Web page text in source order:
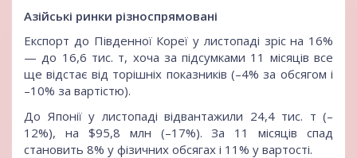
Азійські ринки різноспрямовані
Експорт до Південної Кореї у листопаді зріс на 16%
— до 16,6 тис. т, хоча за підсумками 11 місяців все
ще відстає від торішніх показників (–4% за обсягом і
–10% за вартістю).
До Японії у листопаді відвантажили 24,4 тис. т (–
12%), на $95,8 млн (–17%). За 11 місяців спад
становить 8% у фізичних обсягах і 11% у вартості.